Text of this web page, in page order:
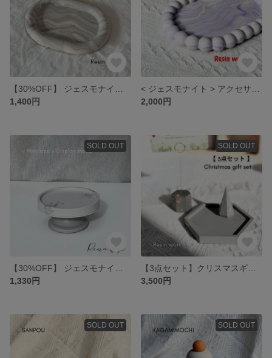
1,400円
2,000円
SOLD OUT
1,330円
SOLD OUT
3,500円
SOLD OUT SOLD OUT